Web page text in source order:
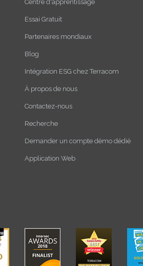
Centre d'apprentissage
Essai Gratuit
Partenaires mondiaux
Blog
Intégration ESG chez Terracom
À propos de nous
Contactez-nous
Recherche
Demander un compte démo dédié
Application Web